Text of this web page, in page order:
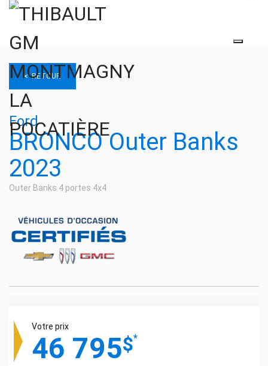
< RETOUR
Ford
BRONCO Outer Banks
2023
Outer Banks 4 portes 4x4
Votre prix
46 795$*